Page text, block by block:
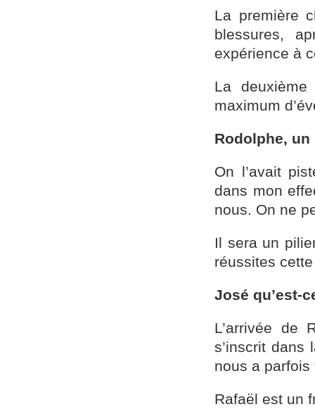
La première
blessures,
expérience à
La
maximum
Rodolphe,
On l’avait
dans mon
nous. On ne
Il sera un
réussites
José qu’est-
L’arrivée de
s’inscrit dans
nous a
Rafaël est un